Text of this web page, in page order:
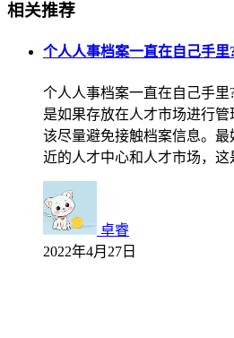
相关推荐
个人人事档案一直在自己手里
个人人事档案一直在自己手
是如果存放在人才市场进行
该尽量避免接触档案信息。
近的人才中心和人才市场，
卓睿
2022年4月27日